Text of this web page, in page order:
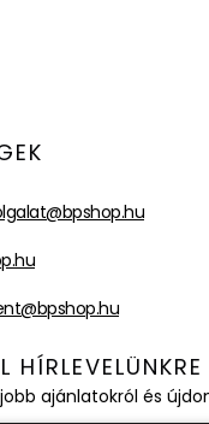
HÍRLEVELÜNKRE
ajánlatokról és